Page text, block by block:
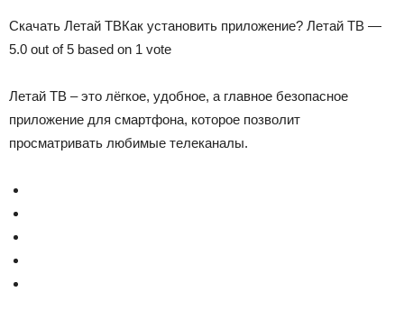
Скачать Летай ТВКак установить приложение? Летай ТВ —
5.0 out of5 based on 1 vote
Летай ТВ – это лёгкое, удобное, а главное безопасное
приложение для смартфона, которое позволит
просматривать любимые телеканалы.